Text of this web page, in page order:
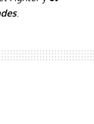
.